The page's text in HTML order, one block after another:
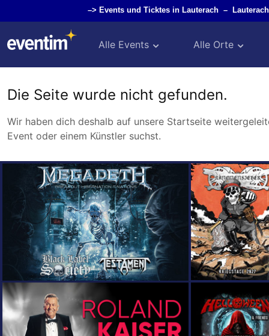
–> Events und Ticktes in Lauterach –